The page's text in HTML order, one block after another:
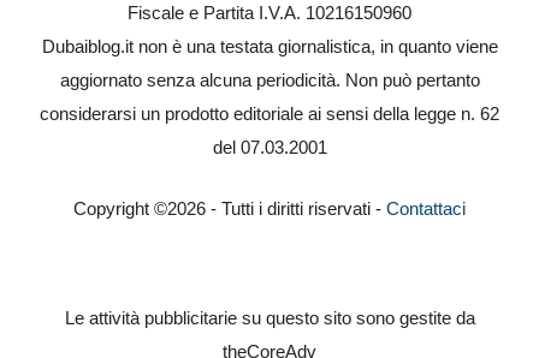
Fiscale e Partita I.V.A. 10216150960
Dubaiblog.it non è una testata giornalistica, in quanto viene
aggiornato senza alcuna periodicità. Non può pertanto
considerarsi un prodotto editoriale ai sensi della legge n. 62
del 07.03.2001
Copyright ©2026 - Tutti i diritti riservati - Contattaci
Le attività pubblicitarie su questo sito sono gestite da
theCoreAdv